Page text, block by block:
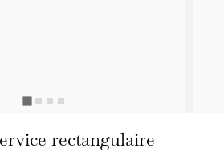
rectangulaire